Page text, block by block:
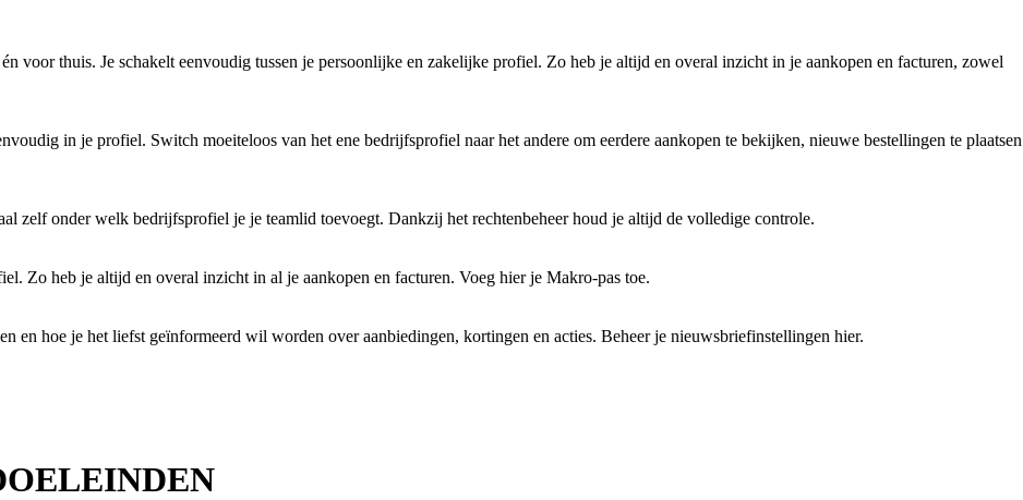
voor thuis. Je schakelt eenvoudig tussen je persoonlijke en zakelijke profiel. Zo heb je altijd en overal inzicht in je aankopen en facturen, zowel
in je profiel. Switch moeiteloos van het ene bedrijfsprofiel naar het andere om eerdere aankopen te bekijken, nieuwe bestellingen te plaatsen
zelf onder welk bedrijfsprofiel je je teamlid toevoegt. Dankzij het rechtenbeheer houd je altijd de volledige controle.
Zo heb je altijd en overal inzicht in al je aankopen en facturen. Voeg hier je Makro-pas toe.
en hoe je het liefst geïnformeerd wil worden over aanbiedingen, kortingen en acties. Beheer je nieuwsbriefinstellingen hier.